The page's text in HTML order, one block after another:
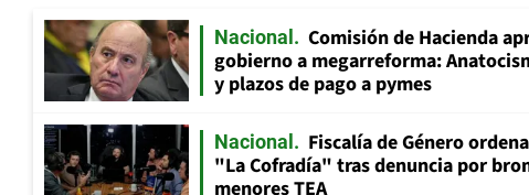
Nacional
Comisión de Hacienda
gobierno a megarreforma:
y plazos de pago a pymes
Nacional
Fiscalía de Género
"La Cofradía" tras denuncia por
menores TEA